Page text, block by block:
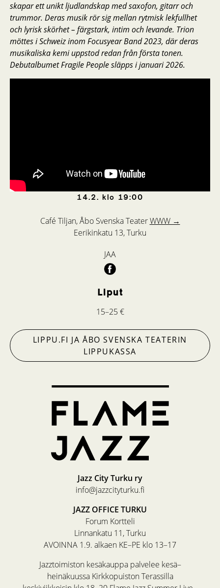
14.2. klo 19:00
Café Tiljan, Åbo Svenska TeaterWWW →
Eerikinkatu 13, Turku
JAA
Liput
15–25 €
LIPPU.FI JA ÅBO SVENSKA TEATERIN
LIPPUKASSA
skapar ett unikt ljudlandskap med saxofon, gitarr och
trummor. Deras musik rör sig mellan rytmisk lekfullhet
och lyrisk skörhet – färgstark, intim och levande. Trion
möttes i Schweiz inom Focusyear Band 2023, där deras
musikaliska kemi uppstod redan från första tonen.
Debutalbumet Fragile People släpps i januari 2026.
Jazz City Turku ry
info@jazzcityturku.fi
JAZZ OFFICE TURKU
Forum Kortteli
Linnankatu 11, Turku
AVOINNA 1.9. alkaen KE–PE klo 13–17
Jazztoimiston kesäkauppa palvelee kesä–
heinäkuussa Kirkkopuiston Terassilla